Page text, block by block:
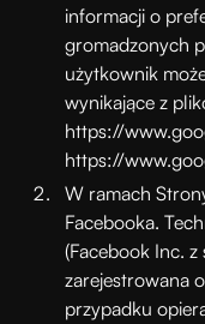
informacji o
gromadzonych
użytkownik
wynikające z
https://
https://
W ramach
Facebooka.
(Facebook Inc. z
zarejestrowana
przypadku